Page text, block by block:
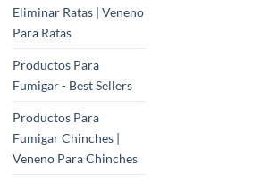
cantidad
Eliminar Ratas | Veneno
Para Ratas
Productos Para
Fumigar - Best Sellers
Productos Para
Fumigar Chinches |
Veneno Para Chinches